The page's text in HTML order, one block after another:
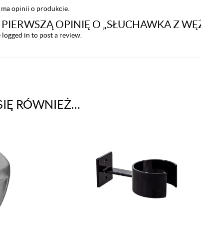
opinii o produkcie.
OPINIĘ O „SŁUCHAWKA Z
logged in to post a review.
RÓWNIEŻ…